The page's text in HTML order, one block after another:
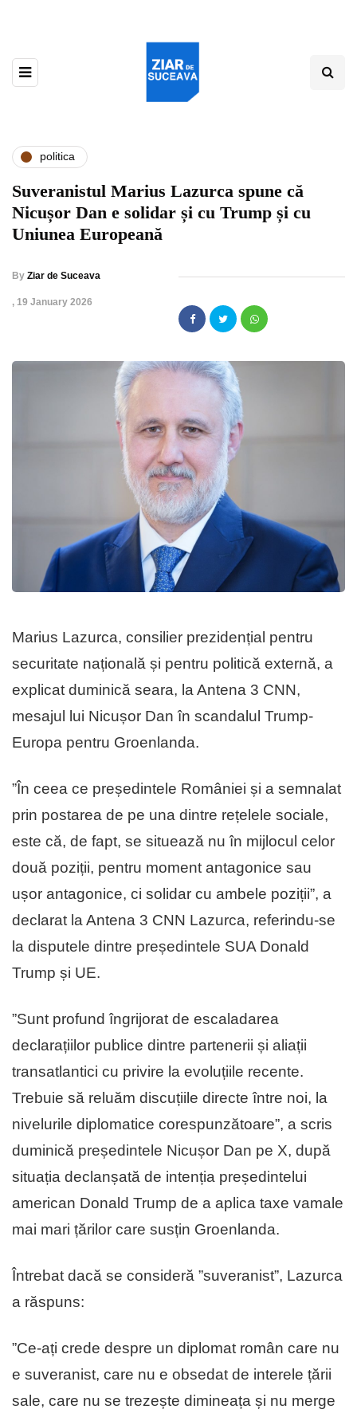
politica
Suveranistul Marius Lazurca spune că
Nicușor Dan e solidar și cu Trump și cu
Uniunea Europeană
By Ziar de Suceava
, 19 January 2026
Marius Lazurca, consilier prezidențial pentru
securitate națională și pentru politică externă, a
explicat duminică seara, la Antena 3 CNN,
mesajul lui Nicușor Dan în scandalul Trump-
Europa pentru Groenlanda.
”În ceea ce președintele României și a semnalat
prin postarea de pe una dintre rețelele sociale,
este că, de fapt, se situează nu în mijlocul celor
două poziții, pentru moment antagonice sau
ușor antagonice, ci solidar cu ambele poziții”, a
declarat la Antena 3 CNN Lazurca, referindu-se
la disputele dintre președintele SUA Donald
Trump și UE.
”Sunt profund îngrijorat de escaladarea
declarațiilor publice dintre partenerii și aliații
transatlantici cu privire la evoluțiile recente.
Trebuie să reluăm discuțiile directe între noi, la
nivelurile diplomatice corespunzătoare”, a scris
duminică președintele Nicușor Dan pe X, după
situația declanșată de intenția președintelui
american Donald Trump de a aplica taxe vamale
mai mari țărilor care susțin Groenlanda.
Întrebat dacă se consideră ”suveranist”, Lazurca
a răspuns:
”Ce-ați crede despre un diplomat român care nu
e suveranist, care nu e obsedat de interele țării
sale, care nu se trezește dimineața și nu merge